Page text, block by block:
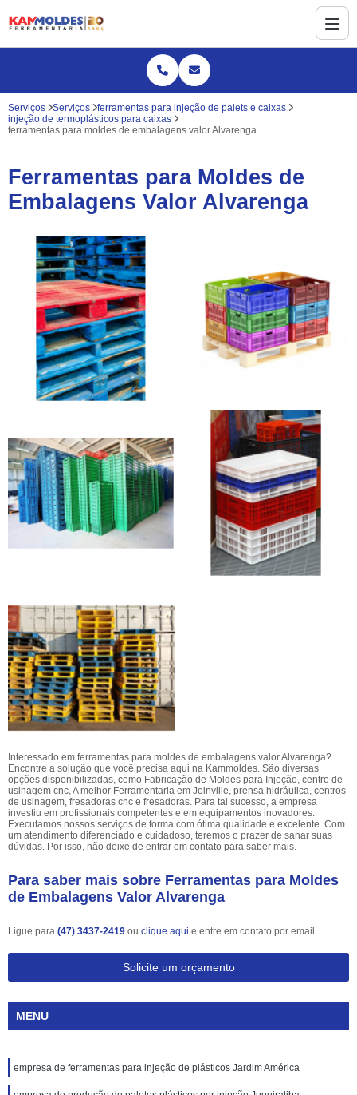
Serviços Serviços
ferramentas para injeção de palets e caixas
injeção de termoplásticos para caixas
ferramentas para moldes de embalagens valor Alvarenga
Ferramentas para Moldes de
Embalagens Valor Alvarenga
Interessado em ferramentas para moldes de embalagens valor Alvarenga?
Encontre a solução que você precisa aqui na Kammoldes. São diversas
opções disponibilizadas, como Fabricação de Moldes para Injeção, centro de
usinagem cnc, A melhor Ferramentaria em Joinville, prensa hidráulica, centros
de usinagem, fresadoras cnc e fresadoras. Para tal sucesso, a empresa
investiu em profissionais competentes e em equipamentos inovadores.
Executamos nossos serviços de forma com ótima qualidade e excelente. Com
um atendimento diferenciado e cuidadoso, teremos o prazer de sanar suas
dúvidas. Por isso, não deixe de entrar em contato para saber mais.
Para saber mais sobre Ferramentas para Moldes
de Embalagens Valor Alvarenga
Ligue para (47) 3437-2419 ou clique aqui e entre em contato por email.
Solicite um orçamento
MENU
empresa de ferramentas para injeção de plásticos Jardim América